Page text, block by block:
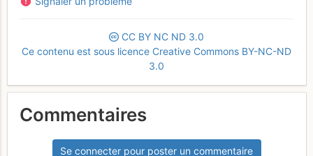
CC BY NC ND 3.0
Ce contenu est sous licence Creative Commons BY-NC-ND
3.0
Commentaires
Se connecter pour poster un commentaire